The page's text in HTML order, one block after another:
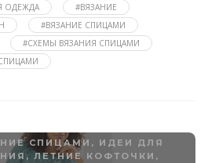
ОДЕЖДА
#ВЯЗАНИЕ
#ВЯЗАНИЕ СПИЦАМИ
#СХЕМЫ ВЯЗАНИЯ СПИЦАМИ
СПИЦАМИ , ИДЕИ ДЛЯ
, ЛЕТНИЕ КОФТОЧКИ,